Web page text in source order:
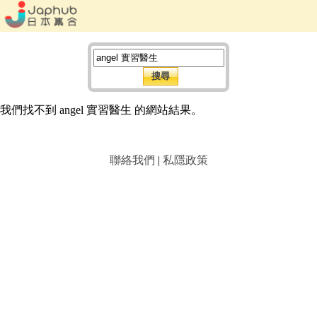
我們找不到 angel 實習醫生 的網站結果。
聯絡我們 | 私隱政策